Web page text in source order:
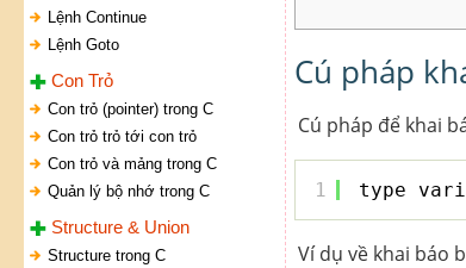
Lệnh Continue
Lệnh Goto
Con Trỏ
Con trỏ (pointer) trong C
Con trỏ trỏ tới con trỏ
Con trỏ và mảng trong C
Quản lý bộ nhớ trong C
Structure & Union
Structure trong C
Cú pháp
Cú pháp để khai
1 type
Ví dụ về khai báo